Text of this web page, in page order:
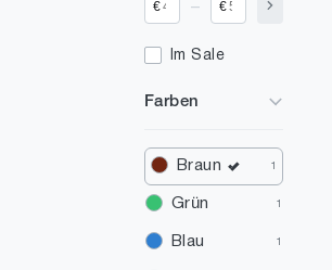
€ €
Im Sale
Farben
Braun 1
Grün 1
Blau 1